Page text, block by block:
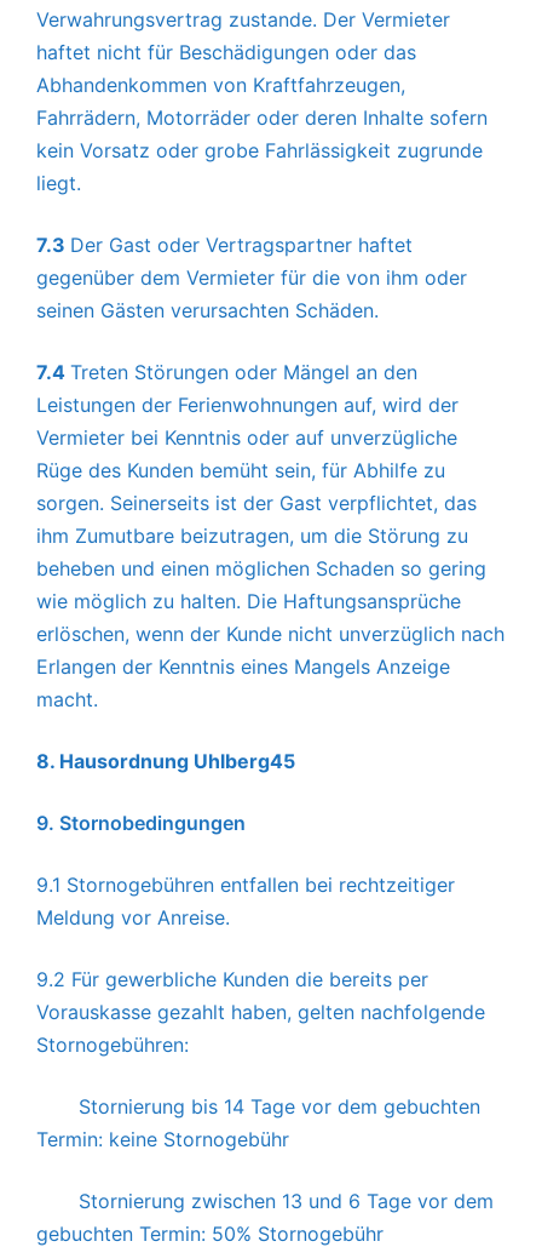
Verwahrungsvertrag zustande. Der Vermieter
haftet nicht für Beschädigungen oder das
Abhandenkommen von Kraftfahrzeugen,
Fahrrädern, Motorräder oder deren Inhalte sofern
kein Vorsatz oder grobe Fahrlässigkeit zugrunde
liegt.
7.3 Der Gast oder Vertragspartner haftet
gegenüber dem Vermieter für die von ihm oder
seinen Gästen verursachten Schäden.
7.4 Treten Störungen oder Mängel an den
Leistungen der Ferienwohnungen auf, wird der
Vermieter bei Kenntnis oder auf unverzügliche
Rüge des Kunden bemüht sein, für Abhilfe zu
sorgen. Seinerseits ist der Gast verpflichtet, das
ihm Zumutbare beizutragen, um die Störung zu
beheben und einen möglichen Schaden so gering
wie möglich zu halten. Die Haftungsansprüche
erlöschen, wenn der Kunde nicht unverzüglich nach
Erlangen der Kenntnis eines Mangels Anzeige
macht.
8. Hausordnung Uhlberg45
9. Stornobedingungen
9.1 Stornogebühren entfallen bei rechtzeitiger
Meldung vor Anreise.
9.2 Für gewerbliche Kunden die bereits per
Vorauskasse gezahlt haben, gelten nachfolgende
Stornogebühren:
Stornierung bis 14 Tage vor dem gebuchten
Termin: keine Stornogebühr
Stornierung zwischen 13 und 6 Tage vor dem
gebuchten Termin: 50% Stornogebühr